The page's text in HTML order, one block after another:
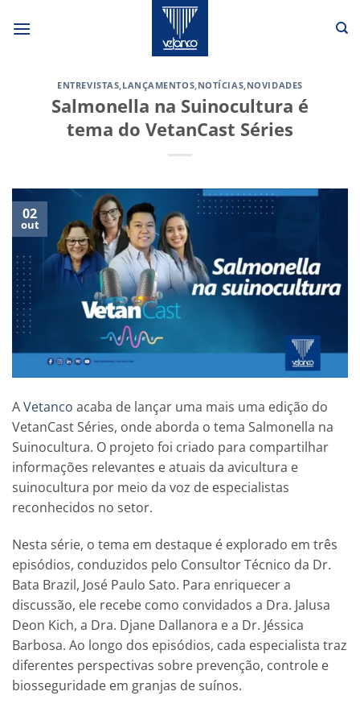
ENTREVISTAS,LANÇAMENTOS,NOTÍCIAS,NOVIDADES
Salmonella na Suinocultura é
tema do VetanCast Séries
02
out
AVetanco acaba de lançar uma mais uma edição do
VetanCast Séries, onde aborda o tema Salmonella na
Suinocultura. O projeto foi criado para compartilhar
informações relevantes e atuais da avicultura e
suinocultura por meio da voz de especialistas
reconhecidos no setor.
Nesta série, o tema em destaque é explorado em três
episódios, conduzidos pelo Consultor Técnico da Dr.
Bata Brazil, José Paulo Sato. Para enriquecer a
discussão, ele recebe como convidados a Dra. Jalusa
Deon Kich, a Dra. Djane Dallanora e a Dr. Jéssica
Barbosa. Ao longo dos episódios, cada especialista traz
diferentes perspectivas sobre prevenção, controle e
biosseguridade em granjas de suínos.